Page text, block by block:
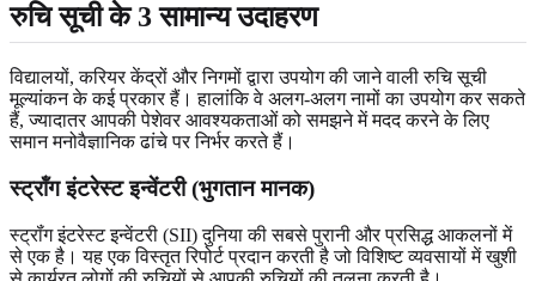
रुचि सूची के 3 सामान्य उदाहरण
विद्यालयों, करियर केंद्रों और निगमों द्वारा उपयोग की जाने वाली रुचि सूची
मूल्यांकन के कई प्रकार हैं। हालांकि वे अलग-अलग नामों का उपयोग कर सकते
हैं, ज्यादातर आपकी पेशेवर आवश्यकताओं को समझने में मदद करने के लिए
समान मनोवैज्ञानिक ढांचे पर निर्भर करते हैं।
स्ट्रॉंग इंटरेस्ट इन्वेंटरी (भुगतान मानक)
स्ट्रॉंग इंटरेस्ट इन्वेंटरी (SII) दुनिया की सबसे पुरानी और प्रसिद्ध आकलनों में
से एक है। यह एक विस्तृत रिपोर्ट प्रदान करती है जो विशिष्ट व्यवसायों में खुशी